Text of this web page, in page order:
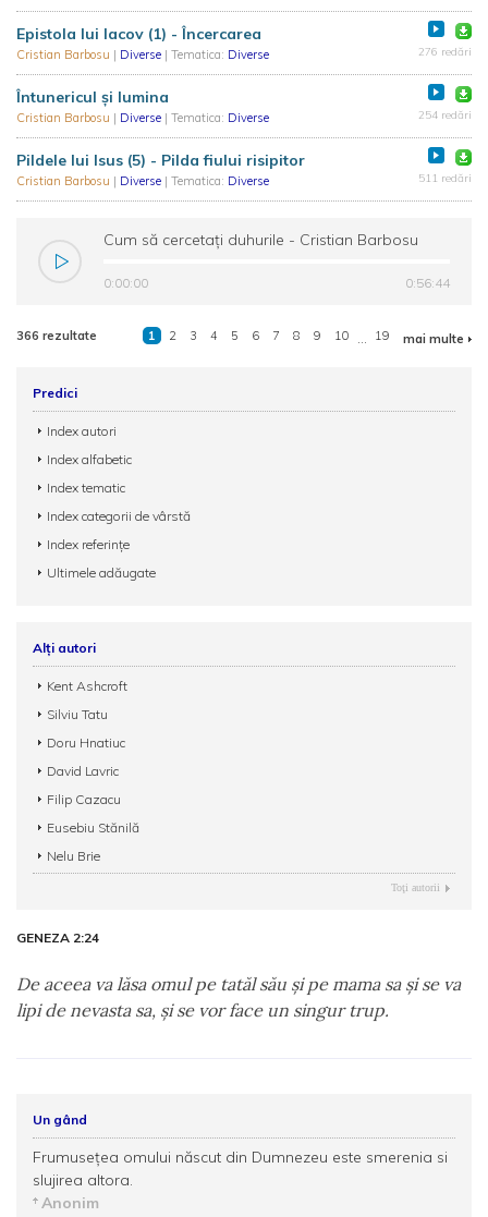
Epistola lui Iacov (1) - Încercarea
Cristian Barbosu | Diverse | Tematica: Diverse 276 redări
Întunericul și lumina
Cristian Barbosu | Diverse | Tematica: Diverse 254 redări
Pildele lui Isus (5) - Pilda fiului risipitor
Cristian Barbosu | Diverse | Tematica: Diverse 511 redări
Cum să cercetați duhurile - Cristian Barbosu
0:00:00 0:56:44
366 rezultate 1 2 3 4 5 6 7 8 9 10 ... 19 mai multe
Predici
Index autori
Index alfabetic
Index tematic
Index categorii de vârstă
Index referințe
Ultimele adăugate
Alți autori
Kent Ashcroft
Silviu Tatu
Doru Hnatiuc
David Lavric
Filip Cazacu
Eusebiu Stănilă
Nelu Brie
Toţi autorii
GENEZA 2:24
De aceea va lăsa omul pe tatăl său şi pe mama sa şi se va
lipi de nevasta sa, şi se vor face un singur trup.
Un gând
Frumusețea omului născut din Dumnezeu este smerenia si
slujirea altora.
Anonim